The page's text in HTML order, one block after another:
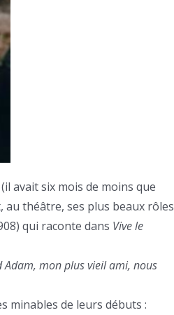
avait six mois de moins que
au théâtre, ses plus beaux rôles
qui raconte dans Vive le
Adam, mon plus vieil ami, nous
minables de leurs débuts :